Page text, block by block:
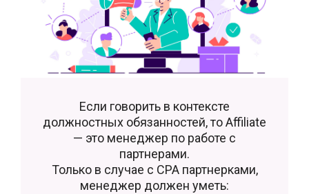
Если говорить в контексте
должностных обязанностей, то Affiliate
— это менеджер по работе с
партнерами.
Только в случае с CPA партнерками,
менеджер должен уметь: